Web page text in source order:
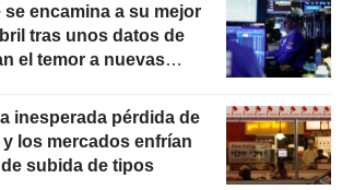
se encamina a su mejor
tras unos datos de
el temor a nuevas
inesperada pérdida de
los mercados enfrían
subida de tipos